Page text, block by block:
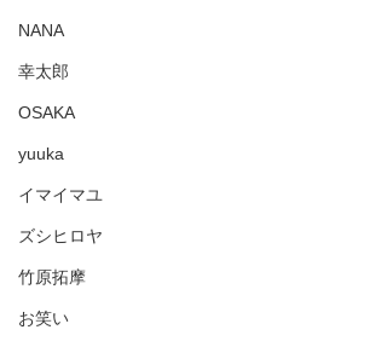
NANA
幸太郎
OSAKA
yuuka
イマイマユ
ズシヒロヤ
竹原拓摩
お笑い